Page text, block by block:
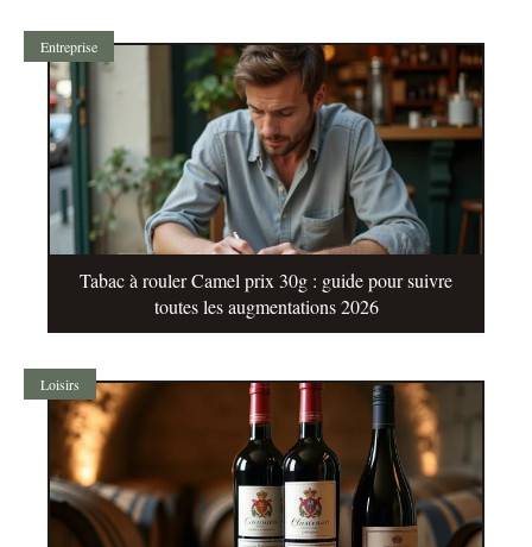
Entreprise
Tabac à rouler Camel prix 30g : guide pour suivre
toutes les augmentations 2026
Loisirs